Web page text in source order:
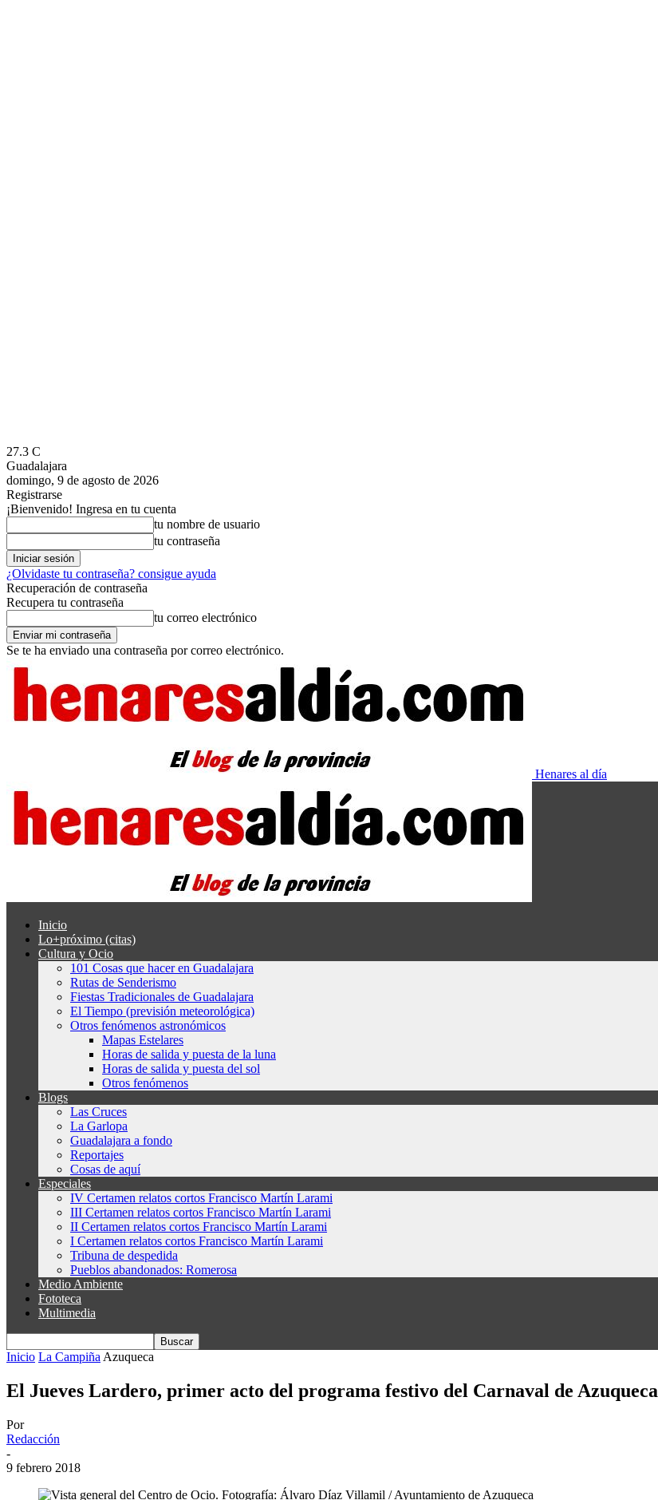
27.3 C
Guadalajara
domingo, 9 de agosto de 2026
Registrarse
¡Bienvenido! Ingresa en tu cuenta
tu nombre de usuario
tu contraseña
¿Olvidaste tu contraseña? consigue ayuda
Recuperación de contraseña
Recupera tu contraseña
tu correo electrónico
Se te ha enviado una contraseña por correo electrónico.
Henares al día
Inicio
Lo+próximo (citas)
Cultura y Ocio
101 Cosas que hacer en Guadalajara
Rutas de Senderismo
Fiestas Tradicionales de Guadalajara
El Tiempo (previsión meteorológica)
Otros fenómenos astronómicos
Mapas Estelares
Horas de salida y puesta de la luna
Horas de salida y puesta del sol
Otros fenómenos
Blogs
Las Cruces
La Garlopa
Guadalajara a fondo
Reportajes
Cosas de aquí
Especiales
IV Certamen relatos cortos Francisco Martín Larami
III Certamen relatos cortos Francisco Martín Larami
II Certamen relatos cortos Francisco Martín Larami
I Certamen relatos cortos Francisco Martín Larami
Tribuna de despedida
Pueblos abandonados: Romerosa
Medio Ambiente
Fototeca
Multimedia
Inicio La Campiña Azuqueca
El Jueves Lardero, primer acto del programa festivo del Carnaval de Azuqueca
Por
Redacción
-
9 febrero 2018